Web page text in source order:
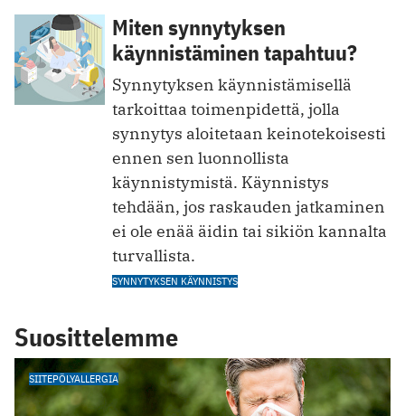
Miten synnytyksen
käynnistäminen tapahtuu?
Synnytyksen käynnistämisellä
tarkoittaa toimenpidettä, jolla
synnytys aloitetaan keinotekoisesti
ennen sen luonnollista
käynnistymistä. Käynnistys
tehdään, jos raskauden jatkaminen
ei ole enää äidin tai sikiön kannalta
turvallista.
SYNNYTYKSEN KÄYNNISTYS
Suosittelemme
SIITEPÖLYALLERGIA